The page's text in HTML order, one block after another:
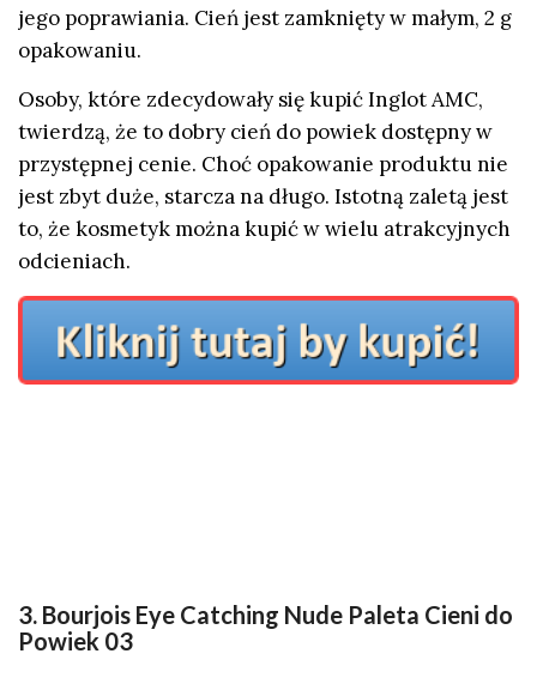
jego poprawiania. Cień jest zamknięty w małym, 2 g
opakowaniu.
Osoby, które zdecydowały się kupić Inglot AMC,
twierdzą, że to dobry cień do powiek dostępny w
przystępnej cenie. Choć opakowanie produktu nie
jest zbyt duże, starcza na długo. Istotną zaletą jest
to, że kosmetyk można kupić w wielu atrakcyjnych
odcieniach.
3. Bourjois Eye Catching Nude Paleta Cieni do
Powiek 03